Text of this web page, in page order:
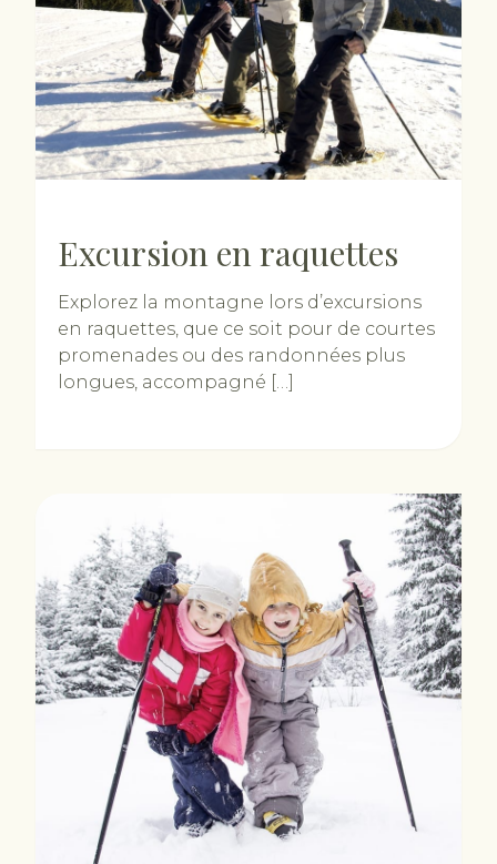
Excursion en raquettes
Explorez la montagne lors d’excursions
en raquettes, que ce soit pour de courtes
promenades ou des randonnées plus
longues, accompagné […]